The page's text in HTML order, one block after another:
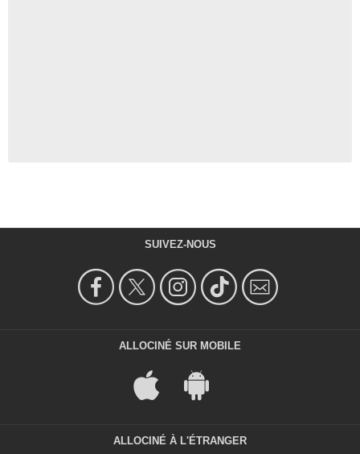
SUIVEZ-NOUS
ALLOCINÉ SUR MOBILE
ALLOCINÉ À L'ÉTRANGER